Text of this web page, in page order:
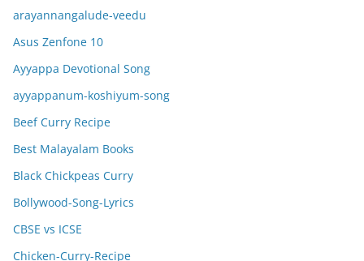
arayannangalude-veedu
Asus Zenfone 10
Ayyappa Devotional Song
ayyappanum-koshiyum-song
Beef Curry Recipe
Best Malayalam Books
Black Chickpeas Curry
Bollywood-Song-Lyrics
CBSE vs ICSE
Chicken-Curry-Recipe